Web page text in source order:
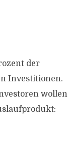
der
Investitionen.
wollen